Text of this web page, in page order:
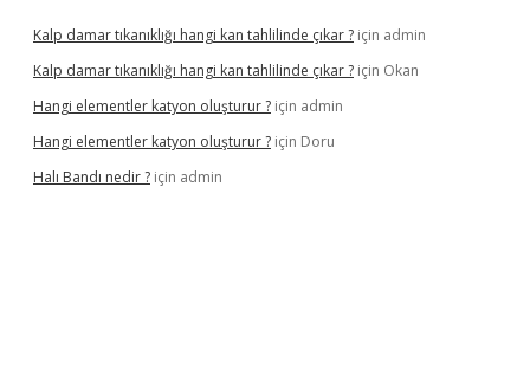
Kalp damar tıkanıklığı hangi kan tahlilinde çıkar ? için admin
Kalp damar tıkanıklığı hangi kan tahlilinde çıkar ? için Okan
Hangi elementler katyon oluşturur ? için admin
Hangi elementler katyon oluşturur ? için Doru
Halı Bandı nedir ? için admin